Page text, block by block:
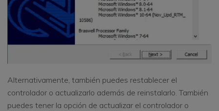
Alternativamente, también puedes restablecer el
controlador o actualizarlo además de reinstalarlo. También
puedes tener la opción de actualizar el controlador o